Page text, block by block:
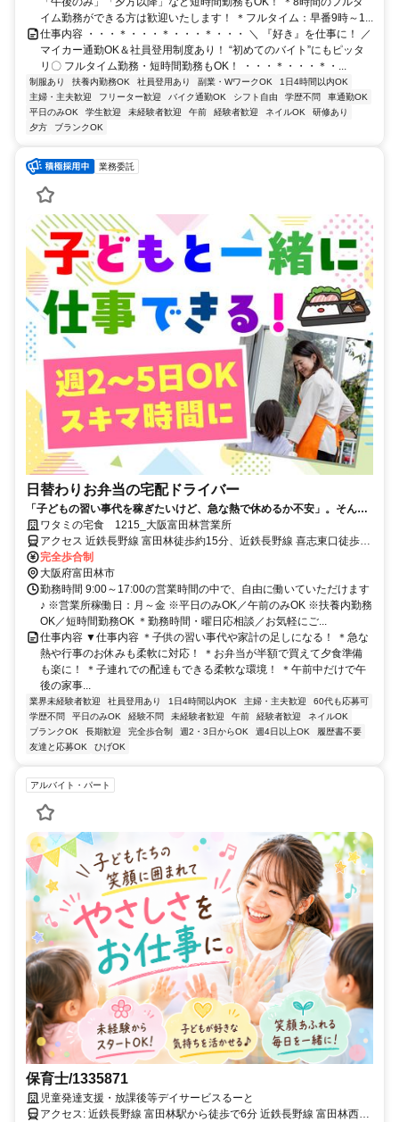
イム勤務ができる方は歓迎いたします！ ＊フルタイム：早番9時～1...
仕事内容 ・・・＊・・・＊・・・＊・・・ ＼ 『好き』を仕事に！ ／
マイカー通勤OK＆社員登用制度あり！ “初めてのバイト”にもピッタ
リ〇 フルタイム勤務・短時間勤務もOK！ ・・・＊・・・＊・...
制服あり 扶養内勤務OK 社員登用あり 副業・WワークOK
1日4時間以内OK
主婦・主夫歓迎
フリーター歓迎 バイク通勤OK シフト自由 学歴不問
車通勤OK
平日のみOK
学生歓迎 未経験者歓迎 午前 経験者歓迎 ネイルOK
研修あり
夕方
ブランクOK
業務委託
日替わりお弁当の宅配ドライバー
「子どもの習い事代を稼ぎたいけど、急な熱で休めるか不安」。そんな
悩みに寄り添う環境があります。週2～5日の勤務で、午前中のみも可
能。子連れ配達もでき、お弁当半額の社割も魅力です。
ワタミの宅食 1215_大阪富田林営業所
アクセス 近鉄長野線 富田林徒歩約15分、近鉄長野線 喜志東口徒歩約
17分、近鉄長野線 富田林西口徒歩約22分
完全歩合制
大阪府富田林市
勤務時間 9:00～17:00の営業時間の中で、自由に働いていただけます
♪ ※営業所稼働日：月～金 ※平日のみOK／午前のみOK ※扶養内勤務
OK／短時間勤務OK ＊勤務時間・曜日応相談／お気軽にご...
仕事内容 ▼仕事内容 ＊子供の習い事代や家計の足しになる！ ＊急な
熱や行事のお休みも柔軟に対応！ ＊お弁当が半額で買えて夕食準備
も楽に！ ＊子連れでの配達もできる柔軟な環境！ ＊午前中だけで午
後の家事...
業界未経験者歓迎 社員登用あり 1日4時間以内OK 主婦・主夫歓迎
60代も応募可
学歴不問
平日のみOK 経験不問 未経験者歓迎 午前 経験者歓迎
ネイルOK
ブランクOK
長期歓迎 完全歩合制 週2・3日からOK 週4日以上OK
履歴書不要
友達と応募OK
ひげOK
アルバイト・パート
保育士/1335871
児童発達支援・放課後等デイサービスるーと
アクセス: 近鉄長野線 富田林駅から徒歩で6分 近鉄長野線 富田林西口